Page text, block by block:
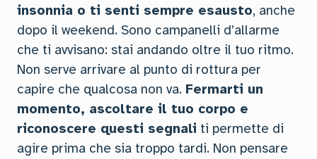
insonnia o ti senti sempre esausto, anche
dopo il weekend. Sono campanelli d’allarme
che ti avvisano: stai andando oltre il tuo ritmo.
Non serve arrivare al punto di rottura per
capire che qualcosa non va. Fermarti un
momento, ascoltare il tuo corpo e
riconoscere questi segnali ti permette di
agire prima che sia troppo tardi. Non pensare